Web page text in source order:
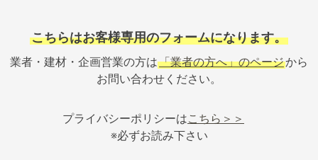
こちらはお客様専用のフォームになります。
業者・建材・企画営業の方は「業者の方へ」のページから
お問い合わせください。
プライバシーポリシーはこちら＞＞
※必ずお読み下さい